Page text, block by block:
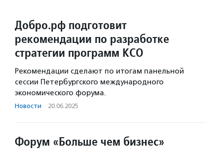
Добро.рф подготовит
рекомендации по разработке
стратегии программ КСО
Рекомендации сделают по итогам панельной
сессии Петербургского международного
экономического форума.
Новости · 20.06.2025
Форум «Больше чем бизнес»